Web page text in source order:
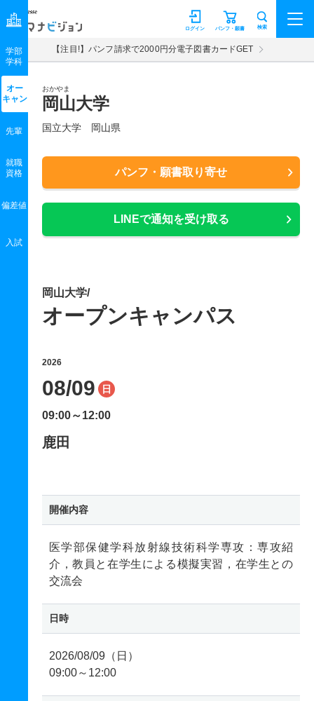
マナビジョン パンフ・願書
ログイン 検索
【注目!】パンフ請求で2000円分電子図書カードGET
おかやま
岡山大学
国立大学 岡山県
パンフ・願書取り寄せ
LINEで通知を受け取る
学部
学科
オー
キャン
先輩
就職
資格
偏差値
入試
岡山大学/
オープンキャンパス
2026
08/09 日
09:00～12:00
鹿田
開催内容
医学部保健学科放射線技術科学専攻：専攻紹
介，教員と在学生による模擬実習，在学生との
交流会
日時
2026/08/09（日）
09:00～12:00